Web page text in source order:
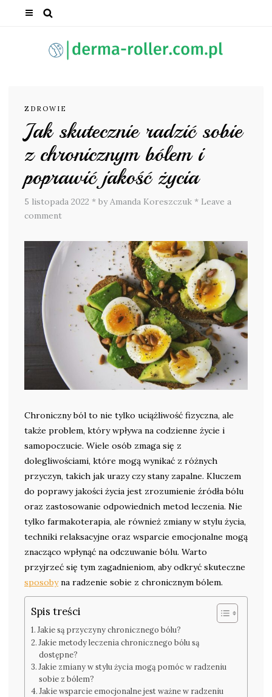
ZDROWIE
Jak skutecznie radzić sobie
z chronicznym bólem i
poprawić jakość życia
5 listopada 2022 * by Amanda Koreszczuk * Leave a
comment
Chroniczny ból to nie tylko uciążliwość fizyczna, ale
także problem, który wpływa na codzienne życie i
samopoczucie. Wiele osób zmaga się z
dolegliwościami, które mogą wynikać z różnych
przyczyn, takich jak urazy czy stany zapalne. Kluczem
do poprawy jakości życia jest zrozumienie źródła bólu
oraz zastosowanie odpowiednich metod leczenia. Nie
tylko farmakoterapia, ale również zmiany w stylu życia,
techniki relaksacyjne oraz wsparcie emocjonalne mogą
znacząco wpłynąć na odczuwanie bólu. Warto
przyjrzeć się tym zagadnieniom, aby odkryć skuteczne
sposobyna radzenie sobie z chronicznym bólem.
Spis treści
Jakie są przyczyny chronicznego bólu?
Jakie metody leczenia chronicznego bólu są
dostępne?
Jakie zmiany w stylu życia mogą pomóc w radzeniu
sobie z bólem?
Jakie wsparcie emocjonalne jest ważne w radzeniu